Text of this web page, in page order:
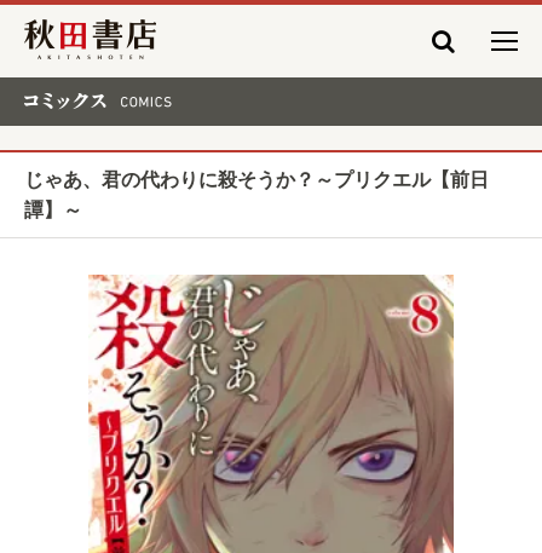
秋田書店
じゃあ、君の代わりに殺そうか？～プリクエル【前日
譚】～